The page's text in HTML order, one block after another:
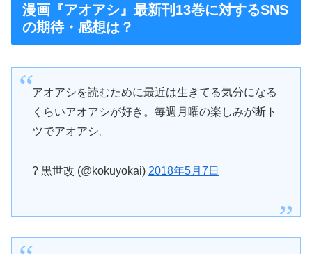
漫画『アオアシ』最新刊13巻に対するSNS
の期待・感想は？
アオアシを読むために最近は生きてる気分になる
くらいアオアシが好き。毎週月曜の楽しみが断ト
ツでアオアシ。
? 黒世改 (@kokuyokai) 2018年5月7日